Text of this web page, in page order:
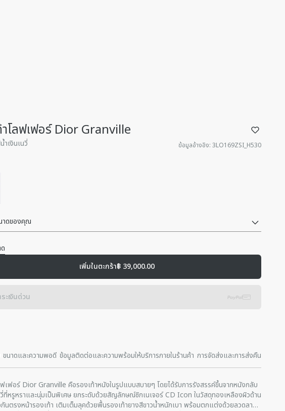
าโลฟเฟอร์ Dior Granville
เงินเนวี่ ข้อมูลอ้างอิง:3LO169ZSI_H530
าดของคุณ
เพิ่มในตะกร้า฿ 39,000.00
ะเงินด่วน
ขนาดและความพอดี ข้อมูลติดต่อและความพร้อมให้บริการภายในร้านค้า การจัดส่งและการส่งคืน
ฟเฟอร์ Dior Granville คือรองเท้าหนังในรูปแบบสบายๆ โดยได้รับการรังสรรค์ขึ้นจากหนังกลับ
วี่ที่หรูหราและนุ่มเป็นพิเศษ ยกระดับด้วยสัญลักษณ์ซิกเนเจอร์ CD Icon ในวัสดุทองเหลืองผิวด้าน
กันตรงหน้ารองเท้า เติมเต็มลุคด้วยพื้นรองเท้ายางสีขาวน้ำหนักเบา พร้อมตกแต่งด้วยลวดลาย